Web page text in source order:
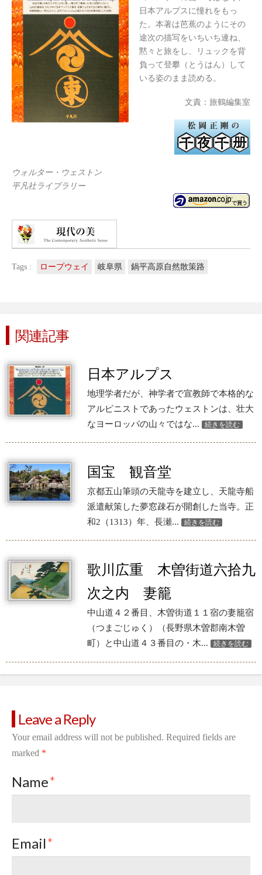
日本アルプスに憧れをもっ
た。本著は芭蕉のようにその
途次の描写をいちいち連ね、
黙々と旅をし、リュックを背
負って登攀（とうはん）して
いる姿のまま読める。
文責：旅鶴編集室
ウォルター・ウェストン
平凡社ライブラリー
Tags : ロープウェイ 岐阜県 鍋平高原自然散策路
関連記事
日本アルプス
地理学者だが、神学者で宣教師で本格的な
アルピニストであったウェストンは、壮大
なヨーロッパの山々ではな...
続きを読む
国宝 観音堂
京都五山筆頭の天龍寺を建立し、天龍寺船
派遣献策した夢窓疎石が開創した当寺。正
和2（1313）年、長瀬...
続きを読む
歌川広重 木曽街道六拾九
次之内 妻籠
中山道４２番目、木曽街道１１宿の妻籠宿
（つまごじゅく）（長野県木曽郡南木曽
町）と中山道４３番目の・木...
続きを読む
Leave a Reply
Your email address will not be published. Required fields are
marked *
Name*
Email*